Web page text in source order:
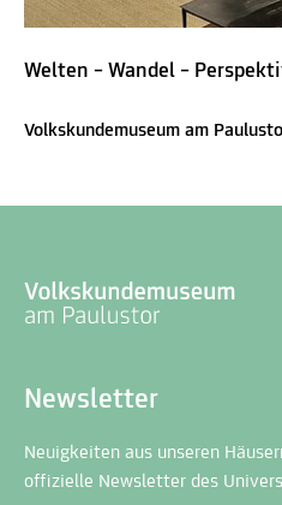
Welten – Wandel –
Volkskundemuseum am
Newsletter
Neuigkeiten aus unseren
offizielle Newsletter des